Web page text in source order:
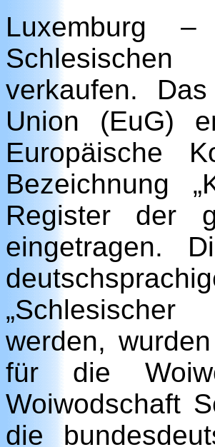
Luxemburg
verkaufen.
Union (EuG)
Europäische
Bezeichnung
Register der
eingetragen.
werden,
für die
Woiwodschaft
die